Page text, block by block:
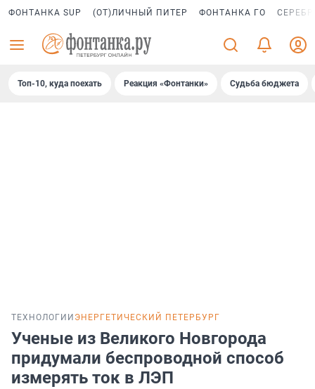
ФОНТАНКА SUP (ОТ)ЛИЧНЫЙ ПИТЕР ФОНТАНКА ГО
Топ-10, куда поехать Реакция «Фонтанки» Судьба бюджета
ТЕХНОЛОГИИ ЭНЕРГЕТИЧЕСКИЙ ПЕТЕРБУРГ
Ученые из Великого Новгорода
придумали беспроводной способ
измерять ток в ЛЭП